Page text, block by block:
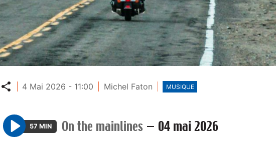
Partager
4 Mai 2026 - 11:00 Michel Faton MUSIQUE
P
57 MIN On the mainlines — 04 mai 2026